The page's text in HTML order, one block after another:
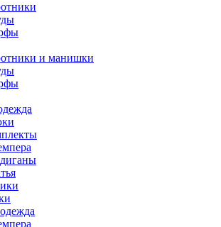
и манишки